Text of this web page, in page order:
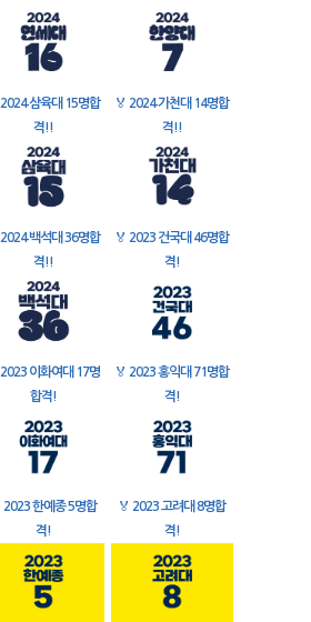
2024 삼육대 15명합
격!!
🏅 2024 가천대 14명합
격!!
2024 백석대 36명합
격!!
🏅 2023 건국대 46명합
격!
2023 이화여대 17명
합격!
🏅 2023 홍익대 71명합
격!
2023 한예종 5명합
격!
🏅 2023 고려대 8명합
격!